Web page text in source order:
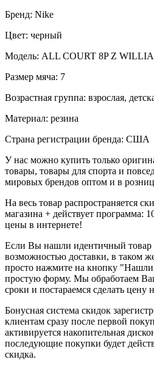
Бренд: Nike
Цвет: черный
Модель: ALL COURT 8P Z
Размер мяча: 7
Возрастная группа: взрослая,
Материал: резина
Страна регистрации бренда: США
У нас можно купить только
товары, товары для спорта и
мировых брендов оптом и в
На весь товар распространяется
магазина + действует программа:
цены в интернете!
Если Вы нашли идентичный товар
возможностью доставки, в таком
просто нажмите на кнопку "Нашли
простую форму. Мы обработаем
сроки и постараемся сделать цену
Бонусная система скидок
клиентам сразу после первой
активируется накопительная
последующие покупки будет
скидка.